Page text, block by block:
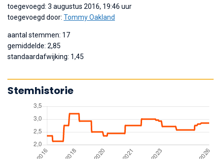
toegevoegd: 3 augustus 2016, 19:46 uur
toegevoegd door: Tommy Oakland
aantal stemmen: 17
gemiddelde: 2,85
standaardafwijking: 1,45
Stemhistorie